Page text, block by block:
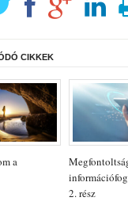
CIKKEK
a
2. rész